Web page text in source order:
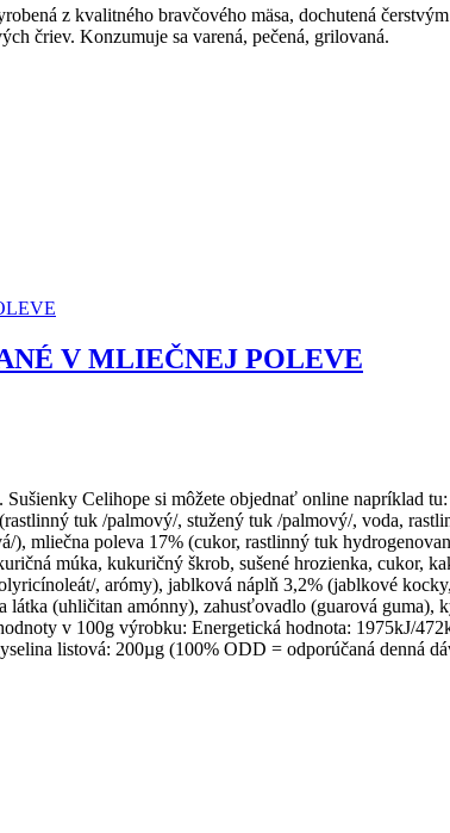
z kvalitného bravčového mäsa, dochutená
čriev. Konzumuje sa varená, pečená, grilovaná.
V MLIEČNEJ POLEVE
Celihope si môžete objednať online napríklad
tuk /palmový/, stužený tuk /palmový/, voda,
mliečna poleva 17% (cukor, rastlinný tuk
múka, kukuričný škrob, sušené hrozienka, cukor,
, arómy), jablková náplň 3,2% (jablkové
látka (uhličitan amónny), zahusťovadlo (guarová
v 100g výrobku: Energetická hodnota: 1975kJ/
listová: 200µg (100% ODD = odporúčaná denná